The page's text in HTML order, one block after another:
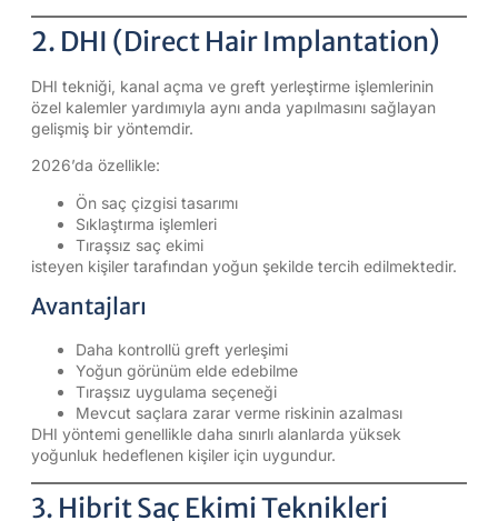
2. DHI (Direct Hair Implantation)
DHI tekniği, kanal açma ve greft yerleştirme işlemlerinin
özel kalemler yardımıyla aynı anda yapılmasını sağlayan
gelişmiş bir yöntemdir.
2026’da özellikle:
Ön saç çizgisi tasarımı
Sıklaştırma işlemleri
Tıraşsız saç ekimi
isteyen kişiler tarafından yoğun şekilde tercih edilmektedir.
Avantajları
Daha kontrollü greft yerleşimi
Yoğun görünüm elde edebilme
Tıraşsız uygulama seçeneği
Mevcut saçlara zarar verme riskinin azalması
DHI yöntemi genellikle daha sınırlı alanlarda yüksek
yoğunluk hedeflenen kişiler için uygundur.
3. Hibrit Saç Ekimi Teknikleri